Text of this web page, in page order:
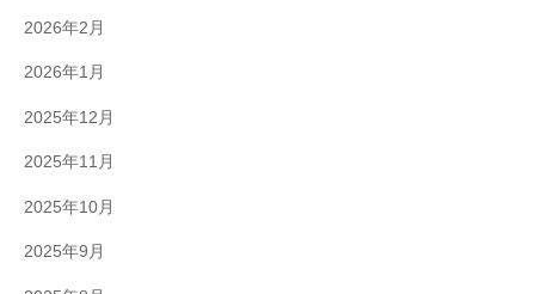
2026年2月
2026年1月
2025年12月
2025年11月
2025年10月
2025年9月